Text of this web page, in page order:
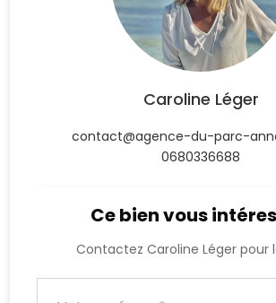
Caroline Léger
contact@agence-du-parc-
0680336688
Ce bien vous
Contactez Caroline Léger pour